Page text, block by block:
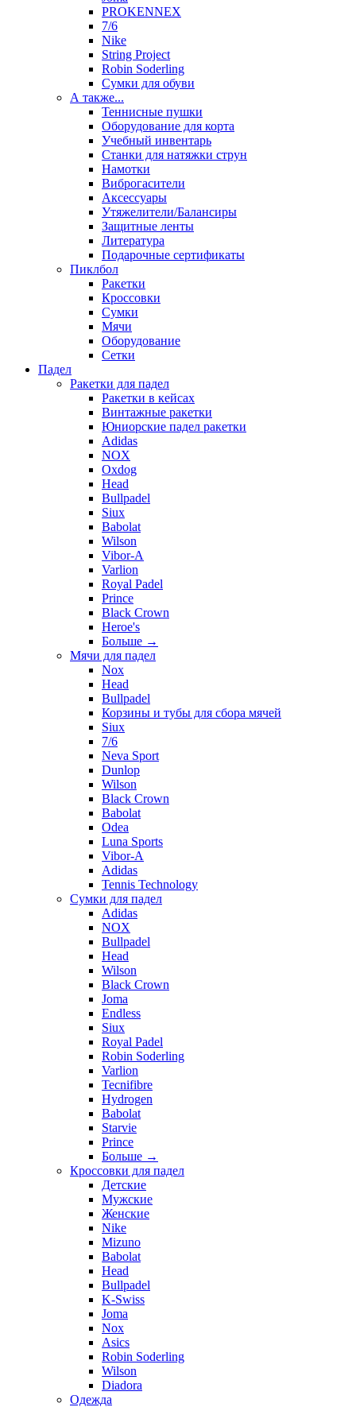
PROKENNEX
7/6
Nike
String Project
Robin Soderling
Сумки для обуви
А также...
Теннисные пушки
Оборудование для корта
Учебный инвентарь
Станки для натяжки струн
Намотки
Виброгасители
Аксессуары
Утяжелители/Балансиры
Защитные ленты
Литература
Подарочные сертификаты
Пиклбол
Ракетки
Кроссовки
Сумки
Мячи
Оборудование
Сетки
Падел
Ракетки для падел
Ракетки в кейсах
Винтажные ракетки
Юниорские падел ракетки
Adidas
NOX
Oxdog
Head
Bullpadel
Siux
Babolat
Wilson
Vibor-A
Varlion
Royal Padel
Prince
Black Crown
Heroe's
Больше →
Мячи для падел
Nox
Head
Bullpadel
Корзины и тубы для сбора мячей
Siux
7/6
Neva Sport
Dunlop
Wilson
Black Crown
Babolat
Odea
Luna Sports
Vibor-A
Adidas
Tennis Technology
Сумки для падел
Adidas
NOX
Bullpadel
Head
Wilson
Black Crown
Joma
Endless
Siux
Royal Padel
Robin Soderling
Varlion
Tecnifibre
Hydrogen
Babolat
Starvie
Prince
Больше →
Кроссовки для падел
Детские
Мужские
Женские
Nike
Mizuno
Babolat
Head
Bullpadel
K-Swiss
Joma
Nox
Asics
Robin Soderling
Wilson
Diadora
Одежда